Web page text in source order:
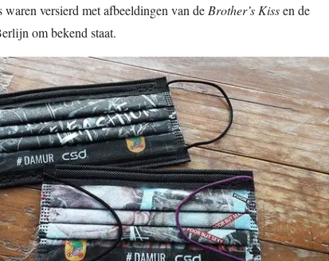
waren versierd met afbeeldingen van de Brother’s Kissen de
om bekend staat.